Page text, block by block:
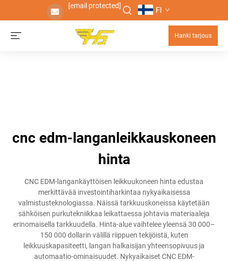
[email protected] FI
Hanki tarjous
cnc edm-langanleikkauskoneen
hinta
CNC EDM-langankäyttöisen leikkuukoneen hinta edustaa
merkittävää investointiharkintaa nykyaikaisessa
valmistusteknologiassa. Näissä tarkkuuskoneissa käytetään
sähköisen purkutekniikkaa leikattaessa johtavia materiaaleja
erinomaisella tarkkuudella. Hinta-alue vaihtelee yleensä 30 000–
150 000 dollarin välillä riippuen tekijöistä, kuten
leikkuuskapasiteetti, langan halkaisijan yhteensopivuus ja
automaatio-ominaisuudet. Nykyaikaiset CNC EDM-